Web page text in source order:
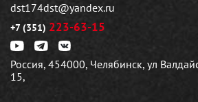
dst174dst@yandex.ru
+7 (351) 223-63-15
Россия, 454000, Челябинск, ул
15,